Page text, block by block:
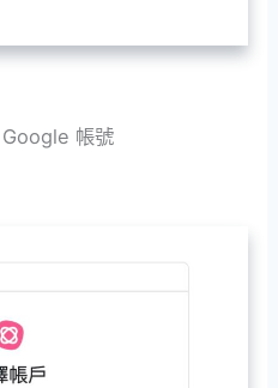
帳號